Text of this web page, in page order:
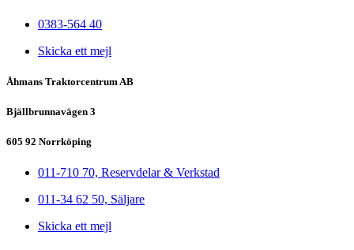
0383-564 40
Skicka ett mejl
Åhmans Traktorcentrum AB
Bjällbrunnavägen 3
605 92 Norrköping
011-710 70, Reservdelar & Verkstad
011-34 62 50, Säljare
Skicka ett mejl